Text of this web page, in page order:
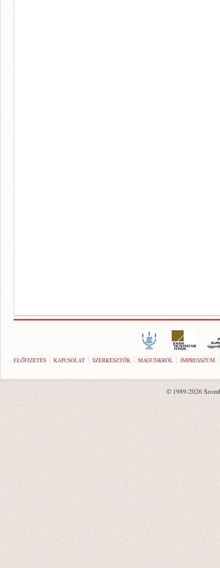
ELŐFIZETÉS KAPCSOLAT SZERKESZTŐK MAGUNKRÓL IMPRESSZUM
© 1989-2026